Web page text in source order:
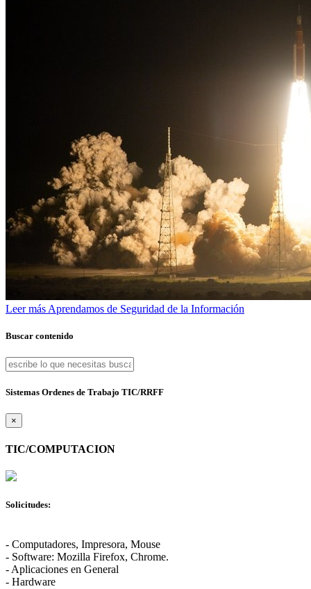
Leer más Aprendamos de Seguridad de la Información
Buscar contenido
Sistemas Ordenes de Trabajo TIC/RRFF
×
TIC/COMPUTACION
Solicitudes:
- Computadores, Impresora, Mouse
- Software: Mozilla Firefox, Chrome.
- Aplicaciones en General
- Hardware